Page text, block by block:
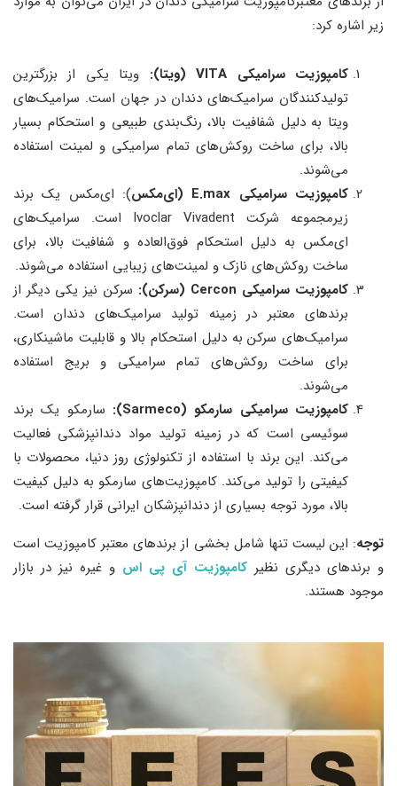
زیر اشاره کرد:
کامپوزیت سرامیکی VITA (ویتا):
ویتا یکی از بزرگترین
تولیدکنندگان سرامیک‌های دندان در جهان است. سرامیک‌های
ویتا به دلیل شفافیت بالا، رنگ‌بندی طبیعی و استحکام بسیار
بالا، برای ساخت روکش‌های تمام سرامیکی و لمینت استفاده
می‌شوند.
کامپوزیت سرامیکی E.max (ای‌مکس
): ای‌مکس یک برند
زیرمجموعه شرکت Ivoclar Vivadent است. سرامیک‌های
ای‌مکس به دلیل استحکام فوق‌العاده و شفافیت بالا، برای
ساخت روکش‌های نازک و لمینت‌های زیبایی استفاده می‌شوند.
کامپوزیت سرامیکی Cercon (سرکن):
سرکن نیز یکی دیگر از
برندهای معتبر در زمینه تولید سرامیک‌های دندان است.
سرامیک‌های سرکن به دلیل استحکام بالا و قابلیت ماشینکاری،
برای ساخت روکش‌های تمام سرامیکی و بریج استفاده
می‌شوند.
کامپوزیت سرامیکی سارمکو (Sarmeco):
سارمکو یک برند
سوئیسی است که در زمینه تولید مواد دندانپزشکی فعالیت
می‌کند. این برند با استفاده از تکنولوژی روز دنیا، محصولات با
کیفیتی را تولید می‌کند. کامپوزیت‌های سارمکو به دلیل کیفیت
بالا، مورد توجه بسیاری از دندانپزشکان ایرانی قرار گرفته است.
توجه: این لیست تنها شامل بخشی از برندهای معتبر کامپوزیت است
و برندهای دیگری نظیر کامپوزیت آی پی اس و غیره نیز در بازار
موجود هستند.